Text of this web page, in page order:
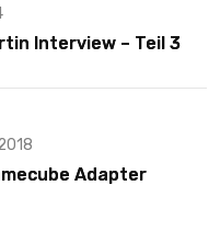
Interview – Teil 3
Adapter